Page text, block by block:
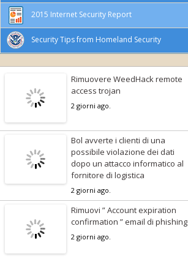
2015 Internet Security Report
Security Tips from Homeland Security
Rimuovere WeedHack remote
access trojan
2 giorni ago.
Bol avverte i clienti di una
possibile violazione dei dati
dopo un attacco informatico al
fornitore di logistica
2 giorni ago.
Rimuovi ” Account expiration
confirmation ” email di phishing
2 giorni ago.